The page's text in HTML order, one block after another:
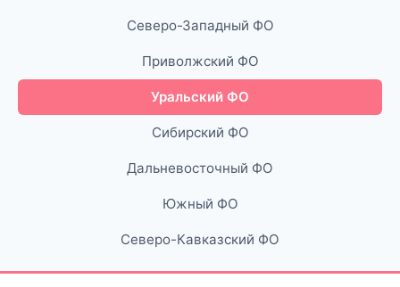
Северо-Западный ФО
Приволжский ФО
Уральский ФО
Сибирский ФО
Дальневосточный ФО
Южный ФО
Северо-Кавказский ФО